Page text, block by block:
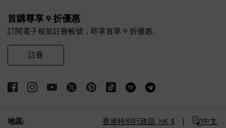
首購尊享 9 折優惠
訂閱電子報並註冊帳號，即享首單 9 折優惠。
註冊
地區: 香港特別行政區, HK $ 中文